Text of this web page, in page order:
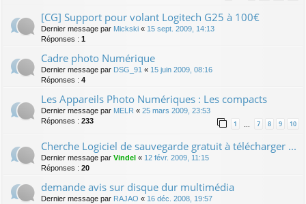
[CG] Support pour volant Logitech G25 à 100€
Dernier message par Mickski « 15 sept. 2009, 14:13
Réponses : 1
Cadre photo Numérique
Dernier message par DSG_91 « 15 juin 2009, 08:16
Réponses : 4
Les Appareils Photo Numériques : Les compacts
Dernier message par MELR « 25 mars 2009, 23:53
Réponses : 233 1 … 7 8 9 10
Cherche Logiciel de sauvegarde gratuit à télécharger ...
Dernier message par Vindel « 12 févr. 2009, 11:15
Réponses : 20
demande avis sur disque dur multimédia
Dernier message par RAJAO « 16 déc. 2008, 19:57